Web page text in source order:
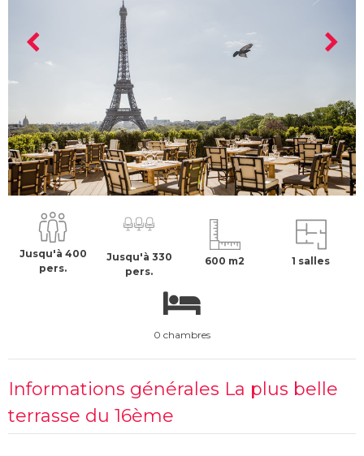
75016 -Paris À partir de :
25000 €H.T
Jusqu'à 400
pers.
Jusqu'à 330
pers.
600 m2 1 salles
0 chambres
Informations générales La plus belle
terrasse du 16ème